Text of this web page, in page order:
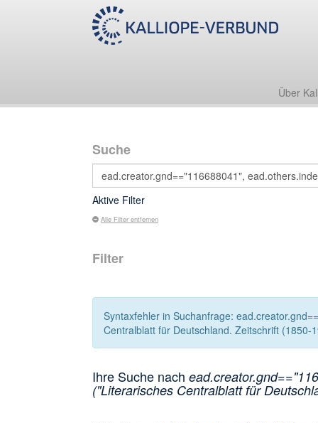
Über
Suche
Aktive Filter
Alle Filter entfernen
Filter
Syntaxfehler in Suchanfrage:
Centralblatt für Deutschland. Zeitschrift (1850-
Ihre Suche nach
("Literarisches Centralblatt für